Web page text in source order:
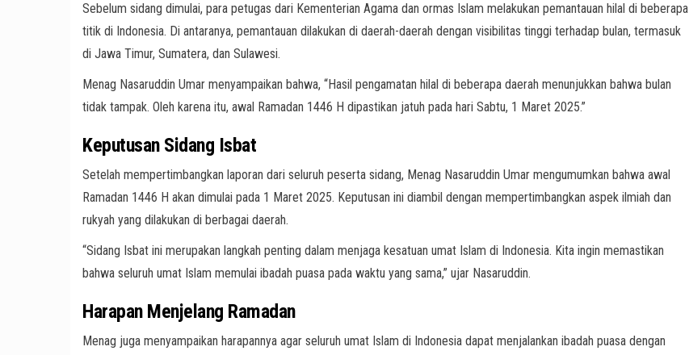
Sebelum sidang dimulai, para petugas dari Kementerian Agama dan ormas Islam melakukan pemantauan hilal di beberapa
titik di Indonesia. Di antaranya, pemantauan dilakukan di daerah-daerah dengan visibilitas tinggi terhadap bulan, termasuk
di Jawa Timur, Sumatera, dan Sulawesi.
Menag Nasaruddin Umar menyampaikan bahwa, “Hasil pengamatan hilal di beberapa daerah menunjukkan bahwa bulan
tidak tampak. Oleh karena itu, awal Ramadan 1446 H dipastikan jatuh pada hari Sabtu, 1 Maret 2025.”
Keputusan Sidang Isbat
Setelah mempertimbangkan laporan dari seluruh peserta sidang, Menag Nasaruddin Umar mengumumkan bahwa awal
Ramadan 1446 H akan dimulai pada 1 Maret 2025. Keputusan ini diambil dengan mempertimbangkan aspek ilmiah dan
rukyah yang dilakukan di berbagai daerah.
“Sidang Isbat ini merupakan langkah penting dalam menjaga kesatuan umat Islam di Indonesia. Kita ingin memastikan
bahwa seluruh umat Islam memulai ibadah puasa pada waktu yang sama,” ujar Nasaruddin.
Harapan Menjelang Ramadan
Menag juga menyampaikan harapannya agar seluruh umat Islam di Indonesia dapat menjalankan ibadah puasa dengan